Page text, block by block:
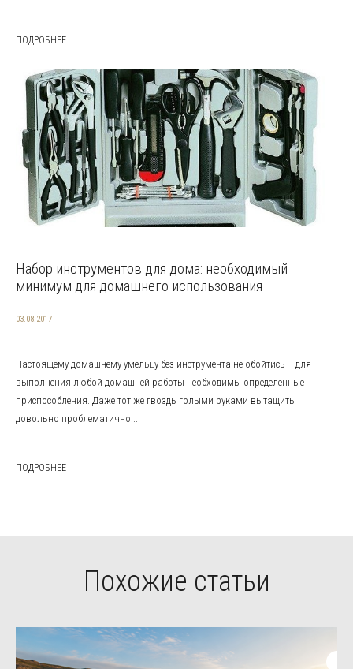
ПОДРОБНЕЕ
Набор инструментов для дома: необходимый
минимум для домашнего использования
03.08.2017
Настоящему домашнему умельцу без инструмента не обойтись – для
выполнения любой домашней работы необходимы определенные
приспособления. Даже тот же гвоздь голыми руками вытащить
довольно проблематично...
ПОДРОБНЕЕ
Похожие статьи